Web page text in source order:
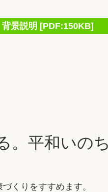
背景説明 [PDF:150KB]
。平和いの
くりをすすめます。